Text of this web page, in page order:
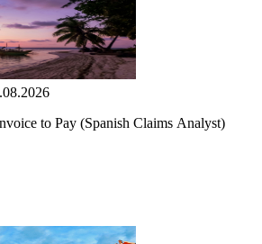
to Pay (Spanish Claims Analyst)